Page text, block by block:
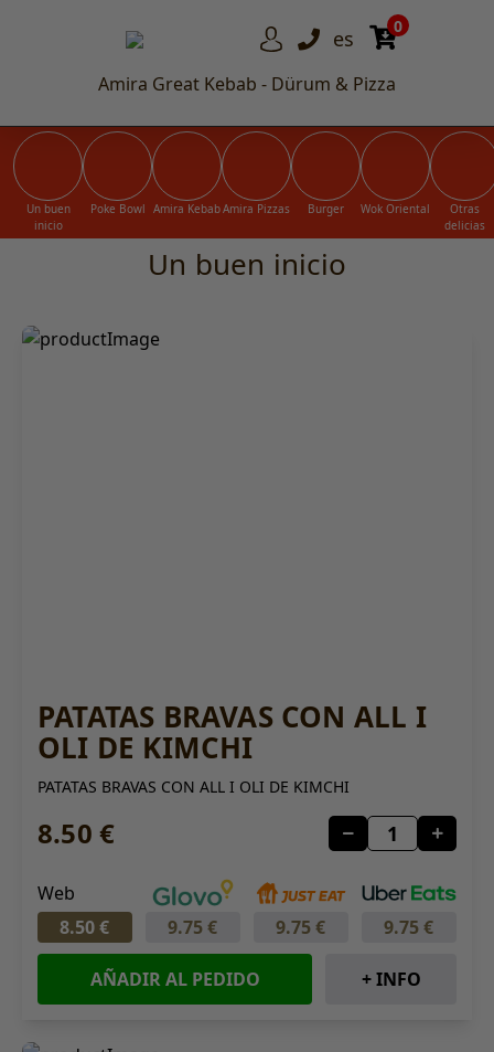
es 0
Amira Great Kebab - Dürum & Pizza
Un buen
inicio
Poke Bowl Amira KebabAmira Pizzas Burger Wok Oriental
Otras
delicias
Un buen inicio
PATATAS BRAVAS CON ALL I
OLI DE KIMCHI
PATATAS BRAVAS CON ALL I OLI DE KIMCHI
8.50 €
Web
8.50 €
9.75 € 9.75 € 9.75 €
AÑADIR AL PEDIDO + INFO